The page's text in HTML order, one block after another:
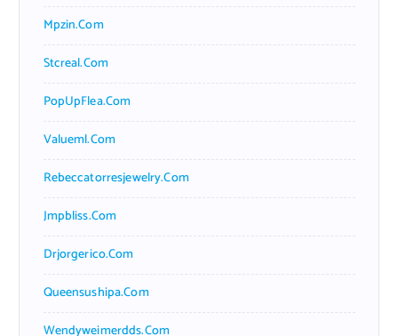
Mpzin.com
Stcreal.com
PopUpFlea.com
Valueml.com
Rebeccatorresjewelry.com
Jmpbliss.com
Drjorgerico.com
Queensushipa.com
Wendyweimerdds.com